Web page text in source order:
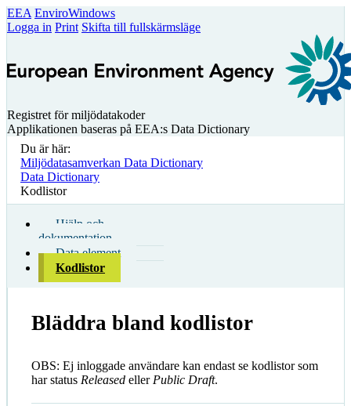
EEA EnviroWindows
Logga in Print Skifta till fullskärmsläge
Registret för miljödatakoder
Applikationen baseras på EEA:s Data Dictionary
Du är här:
Miljödatasamverkan Data Dictionary
Data Dictionary
Kodlistor
Hjälp och
dokumentation
Data element
Kodlistor
Bläddra bland kodlistor
OBS: Ej inloggade användare kan endast se kodlistor som
har status Released eller Public Draft.